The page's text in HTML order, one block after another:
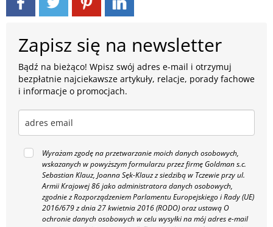
Zapisz się na newsletter
Bądź na bieżąco! Wpisz swój adres e-mail i otrzymuj
bezpłatnie najciekawsze artykuły, relacje, porady fachowe
i informacje o promocjach.
Wyrażam zgodę na przetwarzanie moich danych osobowych,
wskazanych w powyższym formularzu przez firmę Goldman s.c.
Sebastian Klauz, Joanna Sęk-Klauz z siedzibą w Tczewie przy ul.
Armii Krajowej 86 jako administratora danych osobowych,
zgodnie z Rozporządzeniem Parlamentu Europejskiego i Rady (UE)
2016/679 z dnia 27 kwietnia 2016 (RODO) oraz ustawą O
ochronie danych osobowych w celu wysyłki na mój adres e-mail